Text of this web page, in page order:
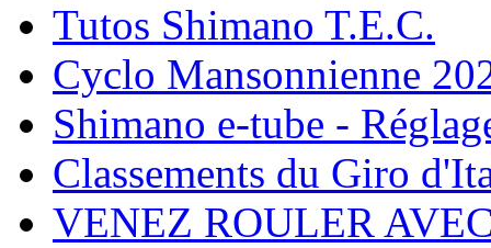
Tutos Shimano T.E.C.
Cyclo Mansonnienne
Shimano e-tube -
Classements du Giro
VENEZ ROULER